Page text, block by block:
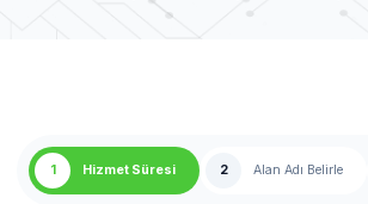
1 Hizmet Süresi 2 Alan Adı Belirle